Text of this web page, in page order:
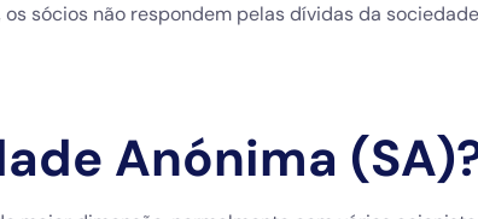
sócios não respondem pelas dívidas da
Anónima